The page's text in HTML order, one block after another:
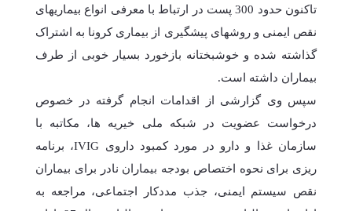
تاکنون حدود 300 پست در ارتباط با معرفی انواع بیماریهای
نقص ایمنی و روشهای پیشگیری از بیماری کرونا به اشتراک
گذاشته شده و خوشبختانه بازخورد بسیار خوبی از طرف
بیماران داشته است.
سپس وی گزارشی از اقدامات انجام گرفته در خصوص
درخواست عضویت در شبکه ملی خیریه ها، مکاتبه با
سازمان غذا و دارو در مورد کمبود داروی IVIG، برنامه
ریزی برای نحوه اختصاص بودجه بیماران نادر برای بیماران
نقص سیستم ایمنی، جذب مددکار اجتماعی، مراجعه به